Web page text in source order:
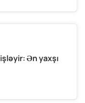
Ən yaxşı